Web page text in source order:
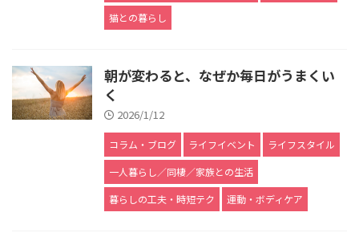
猫との暮らし
朝が変わると、なぜか毎日がうまくい
く
2026/1/12
コラム・ブログ ライフイベント
ライフスタイル
一人暮らし／同棲／家族との生活
暮らしの工夫・時短テク
運動・ボディケア